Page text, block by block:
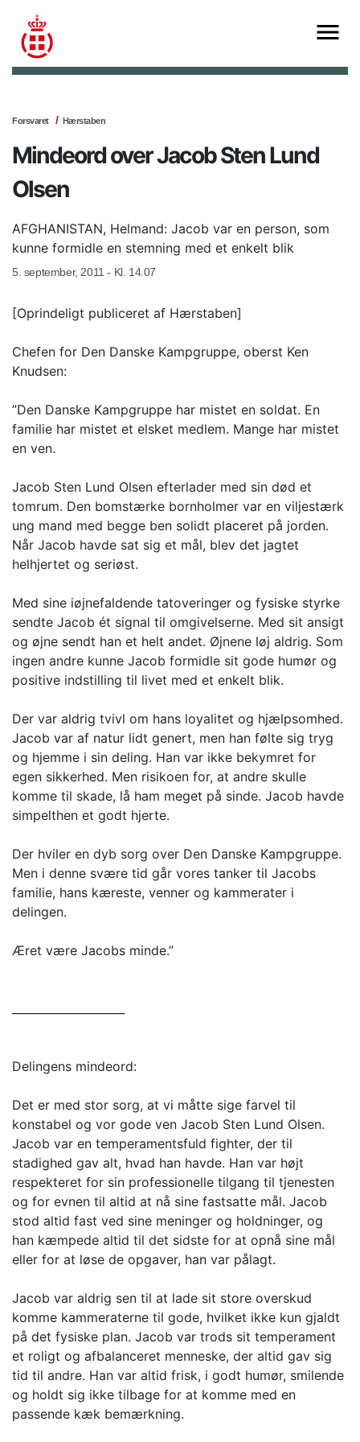
Forsvaret Hærstaben
Mindeord over Jacob Sten Lund
Olsen
AFGHANISTAN, Helmand: Jacob var en person, som
kunne formidle en stemning med et enkelt blik
5. september, 2011 - Kl. 14.07
[Oprindeligt publiceret af Hærstaben]
Chefen for Den Danske Kampgruppe, oberst Ken
Knudsen:
”Den Danske Kampgruppe har mistet en soldat. En
familie har mistet et elsket medlem. Mange har mistet
en ven.
Jacob Sten Lund Olsen efterlader med sin død et
tomrum. Den bomstærke bornholmer var en viljestærk
ung mand med begge ben solidt placeret på jorden.
Når Jacob havde sat sig et mål, blev det jagtet
helhjertet og seriøst.
Med sine iøjnefaldende tatoveringer og fysiske styrke
sendte Jacob ét signal til omgivelserne. Med sit ansigt
og øjne sendt han et helt andet. Øjnene løj aldrig. Som
ingen andre kunne Jacob formidle sit gode humør og
positive indstilling til livet med et enkelt blik.
Der var aldrig tvivl om hans loyalitet og hjælpsomhed.
Jacob var af natur lidt genert, men han følte sig tryg
og hjemme i sin deling. Han var ikke bekymret for
egen sikkerhed. Men risikoen for, at andre skulle
komme til skade, lå ham meget på sinde. Jacob havde
simpelthen et godt hjerte.
Der hviler en dyb sorg over Den Danske Kampgruppe.
Men i denne svære tid går vores tanker til Jacobs
familie, hans kæreste, venner og kammerater i
delingen.
Æret være Jacobs minde.”
Delingens mindeord:
Det er med stor sorg, at vi måtte sige farvel til
konstabel og vor gode ven Jacob Sten Lund Olsen.
Jacob var en temperamentsfuld fighter, der til
stadighed gav alt, hvad han havde. Han var højt
respekteret for sin professionelle tilgang til tjenesten
og for evnen til altid at nå sine fastsatte mål. Jacob
stod altid fast ved sine meninger og holdninger, og
han kæmpede altid til det sidste for at opnå sine mål
eller for at løse de opgaver, han var pålagt.
Jacob var aldrig sen til at lade sit store overskud
komme kammeraterne til gode, hvilket ikke kun gjaldt
på det fysiske plan. Jacob var trods sit temperament
et roligt og afbalanceret menneske, der altid gav sig
tid til andre. Han var altid frisk, i godt humør, smilende
og holdt sig ikke tilbage for at komme med en
passende kæk bemærkning.